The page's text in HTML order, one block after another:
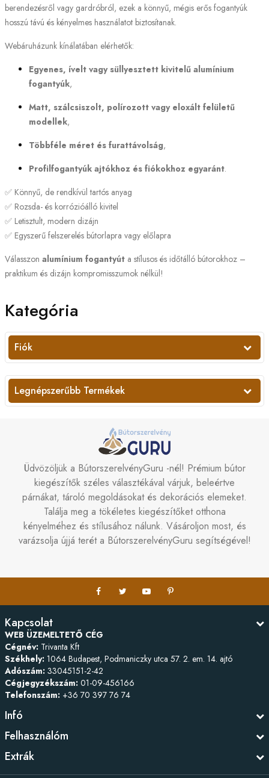
berendezésről vagy gardróbról, ezek a könnyű, mégis erős fogantyúk
hosszú távú és kényelmes használatot biztosítanak.
Webáruházunk kínálatában elérhetők:
Egyenes, ívelt vagy süllyesztett kivitelű alumínium
fogantyúk,
Matt, szálcsiszolt, polírozott vagy eloxált felületű
modellek,
Többféle méret és furattávolság,
Profilfogantyúk ajtókhoz és fiókokhoz egyaránt.
✅ Könnyű, de rendkívül tartós anyag
✅ Rozsda- és korrózióálló kivitel
✅ Letisztult, modern dizájn
✅ Egyszerű felszerelés bútorlapra vagy előlapra
Válasszon alumínium fogantyút a stílusos és időtálló bútorokhoz –
praktikum és dizájn kompromisszumok nélkül!
Kategória
Fiók
Legnépszerűbb Termékek
Üdvözöljük a BútorszerelvényGuru -nél! Prémium bútor
kiegészítők széles választékával várjuk, beleértve
párnákat, tároló megoldásokat és dekorációs elemeket.
Találja meg a tökéletes kiegészítőket otthona
kényelméhez és stílusához nálunk. Vásároljon most, és
varázsolja újjá terét a BútorszerelvényGuru segítségével!
Kapcsolat
WEB ÜZEMELTETŐ CÉG
Cégnév: Trivanta Kft
Székhely: 1064 Budapest, Podmaniczky utca 57. 2. em. 14. ajtó
Adószám: 33045151-2-42
Cégjegyzékszám: 01-09-456166
Telefonszám: +36 70 397 76 74
Infó
Felhasználóm
Extrák